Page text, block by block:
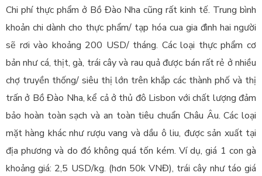
Chi phí thực phẩm ở Bồ Đào Nha cũng rất kinh tế. Trung bình
khoản chi dành cho thực phẩm/ tạp hóa cua gia đình hai người
sẽ rơi vào khoảng 200 USD/ tháng. Các loại thực phẩm cơ
bản như cá, thịt, gà, trái cây và rau quả được bán rất rẻ ở nhiều
chợ truyền thống/ siêu thị lớn trên khắp các thành phố và thị
trấn ở Bồ Đào Nha, kể cả ở thủ đô Lisbon với chất lượng đảm
bảo hoàn toàn sạch và an toàn tiêu chuẩn Châu Âu. Các loại
mặt hàng khác như rượu vang và dầu ô liu, được sản xuất tại
địa phương và do đó không quá tốn kém. Ví dụ, giá 1 con gà
khoảng giá: 2,5 USD/kg. (hơn 50k VNĐ), trái cây như táo giá